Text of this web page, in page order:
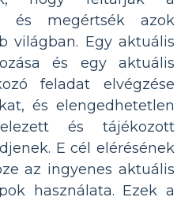
és megértsék azok
világban. Egy aktuális
és egy aktuális
feladat elvégzése
és elengedhetetlen
és tájékozott
E cél elérésének
az ingyenes aktuális
használata. Ezek a